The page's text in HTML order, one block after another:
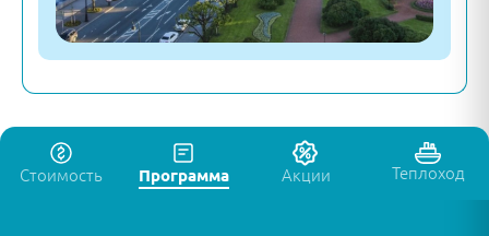
Стоимость Программа Акции Теплоход